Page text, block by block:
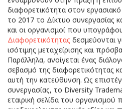
διαφορετικότητα στον
το 2017 το Δίκτυο συνεργασίας
και οι οργανισμοί που
Διαφορετικότητας δεσμεύονται
ισότιμης μεταχείρισης και
Παράλληλα, ανοίγεται ένας
σεβασμό της διαφορετικότητας
αυτή την κατεύθυνση. Ως
συνεργασίας, το Diversity
εταιρική σελίδα του οργανισμού